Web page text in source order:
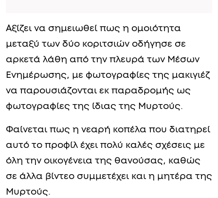
Αξίζει να σημειωθεί πως η ομοιότητα
μεταξύ των δύο κοριτσιών οδήγησε σε
αρκετά λάθη από την πλευρά των Μέσων
Ενημέρωσης, με φωτογραφίες της μακιγιέζ
να παρουσιάζονται εκ παραδρομής ως
φωτογραφίες της ίδιας της Μυρτούς.
Φαίνεται πως η νεαρή κοπέλα που διατηρεί
αυτό το προφίλ έχει πολύ καλές σχέσεις με
όλη την οικογένεια της θανούσας, καθώς
σε άλλα βίντεο συμμετέχει και η μητέρα της
Μυρτούς.